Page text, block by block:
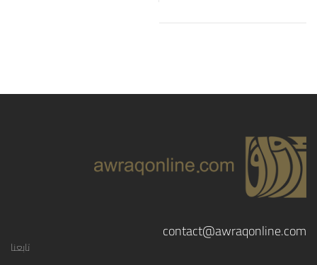
contact@awraqonline.com
تابعنا